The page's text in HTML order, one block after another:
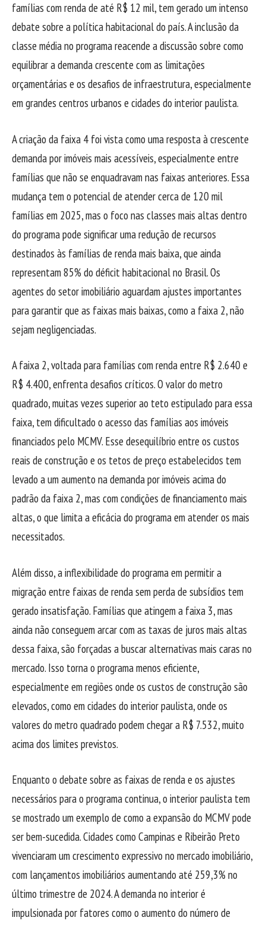
famílias com renda de até R$ 12 mil, tem gerado um intenso
debate sobre a política habitacional do país. A inclusão da
classe média no programa reacende a discussão sobre como
equilibrar a demanda crescente com as limitações
orçamentárias e os desafios de infraestrutura, especialmente
em grandes centros urbanos e cidades do interior paulista.
A criação da faixa 4 foi vista como uma resposta à crescente
demanda por imóveis mais acessíveis, especialmente entre
famílias que não se enquadravam nas faixas anteriores. Essa
mudança tem o potencial de atender cerca de 120 mil
famílias em 2025, mas o foco nas classes mais altas dentro
do programa pode significar uma redução de recursos
destinados às famílias de renda mais baixa, que ainda
representam 85% do déficit habitacional no Brasil. Os
agentes do setor imobiliário aguardam ajustes importantes
para garantir que as faixas mais baixas, como a faixa 2, não
sejam negligenciadas.
A faixa 2, voltada para famílias com renda entre R$ 2.640 e
R$ 4.400, enfrenta desafios críticos. O valor do metro
quadrado, muitas vezes superior ao teto estipulado para essa
faixa, tem dificultado o acesso das famílias aos imóveis
financiados pelo MCMV. Esse desequilíbrio entre os custos
reais de construção e os tetos de preço estabelecidos tem
levado a um aumento na demanda por imóveis acima do
padrão da faixa 2, mas com condições de financiamento mais
altas, o que limita a eficácia do programa em atender os mais
necessitados.
Além disso, a inflexibilidade do programa em permitir a
migração entre faixas de renda sem perda de subsídios tem
gerado insatisfação. Famílias que atingem a faixa 3, mas
ainda não conseguem arcar com as taxas de juros mais altas
dessa faixa, são forçadas a buscar alternativas mais caras no
mercado. Isso torna o programa menos eficiente,
especialmente em regiões onde os custos de construção são
elevados, como em cidades do interior paulista, onde os
valores do metro quadrado podem chegar a R$ 7.532, muito
acima dos limites previstos.
Enquanto o debate sobre as faixas de renda e os ajustes
necessários para o programa continua, o interior paulista tem
se mostrado um exemplo de como a expansão do MCMV pode
ser bem-sucedida. Cidades como Campinas e Ribeirão Preto
vivenciaram um crescimento expressivo no mercado imobiliário,
com lançamentos imobiliários aumentando até 259,3% no
último trimestre de 2024. A demanda no interior é
impulsionada por fatores como o aumento do número de